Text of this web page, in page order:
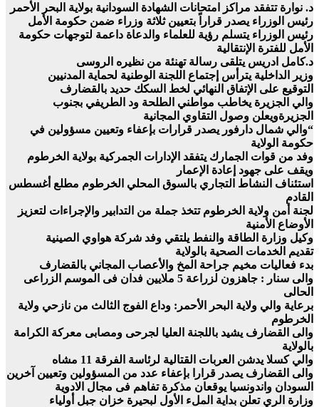
د. نوارة تتفقد مراكز امتحانات الشهادة السودانية بولاية البحر الأحمر
رئيس الوزراء يصدر قراراً بتعيين ثلاثة وزراء ضمن حكومة الأمل
رئيس الوزراء يتسلم رؤية للعلماء والدعاة داعمة لتوجهات حكومة
الأمل للفترة الإنتقالية
د.كامل ادريس يتلقى رسالة تهنئة من نظيره الروسى
وزير الداخلية يترأس إجتماع اللجنة الوطنية لحماية المدنيين
التوقيع على الإتفاق النهائي لخط السكك حديد بالقضارف
والي الجزيرة يخاطب مواطني الطلحة ود الطريفي بجنوب
الجزيرةويعلن وصول التقاوي المجانية
“والي شمال دارفور يصدر قرارات بإعفاء وتعيين مسؤولين في
حكومة الولاية
وفد من قوات الجمارك يتفقد الإدارات الجمركية بولاية الخرطوم
ويقف على جهود إعادة الإعمار
استئناف النشاط التجاري بالسوق المحلي الخرطوم مطلع أغسطس
القادم
لجنة أمن ولاية الخرطوم تتخذ جملة من التدابير والإجراءات لتعزيز
الأوضاع الأمنية
وكيل وزارة الطاقة والنفط يلتقي وفد شركة هواوي الصينية
تقديم الخدمات الصحية بالولاية
بدء فعاليات مخيم جراحة المخ والأعصاب المجاني بالقضارف
والى سنار : جاهزون لزراعة 5 ملايين فدان فى الموسم الزراعى
الحالى
برعاية والي ولاية البحر الأحمر: وداع الفوج الثالث من نازحي ولاية
الخرطوم
والى القضارف يشيد باللجنة العليا لجرحى ومصابى معركة الكرامة
بالولاية
والي كسلا يدشن العربات القتالية لرئاسة الفرقة 11 مشاه
والى القضارف يصدر قرارا بإعفاء عدد من المسؤولين وتعيين آخرين
السودان واندونسيا يوقعان مذكرة تفاهم فى مجال الادوية
وزارة الري تعلن بداية الملء الأول لبحيرة خزان جبل أولياء